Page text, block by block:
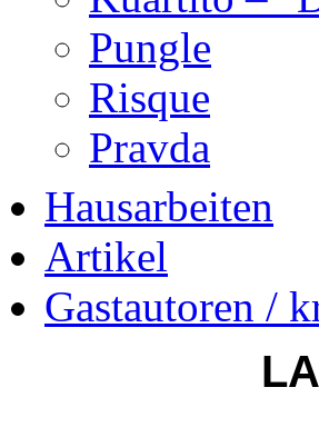
Pungle
Risque
Pravda
Hausarbeiten
Artikel
Gastautoren /